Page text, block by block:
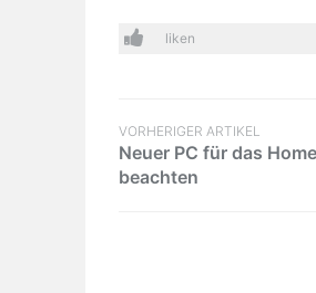
liken
VORHERIGER ARTIKEL
Neuer PC für das
beachten